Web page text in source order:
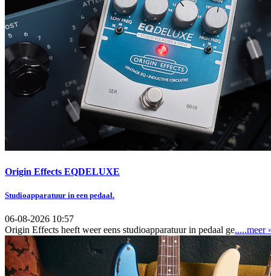
Origin Effects EQDELUXE
Studioapparatuur in een pedaal.
06-08-2026 10:57
Origin Effects heeft weer eens studioapparatuur in pedaal ge.....meer